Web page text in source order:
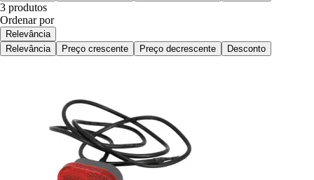
3 produtos
Ordenar por
Relevância
Relevância
Preço crescente Preço decrescente Desconto